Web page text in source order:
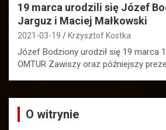
19 marca urodzili się Józef
Jarguz i Maciej Małkowski
2021-03-19 Krzysztof Kostka
Józef Bodziony urodził się 19 marca
OMTUR Zawiszy oraz późniejszy
O witrynie